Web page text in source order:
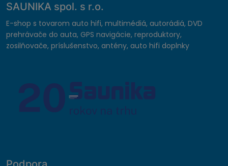
SAUNIKA spol. s r.o.
E-shop s tovarom auto hifi, multimédiá, autorádiá, DVD
prehrávače do auta, GPS navigácie, reproduktory,
zosilňovače, príslušenstvo, antény, auto hifi doplnky